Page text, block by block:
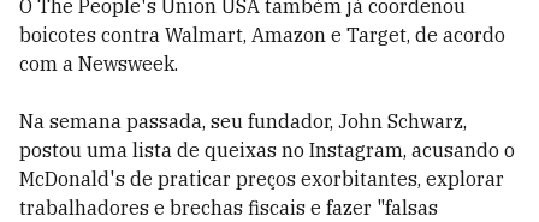
O The People's Union USA também já coordenou
boicotes contra Walmart, Amazon e Target, de acordo
com a Newsweek.
Na semana passada, seu fundador, John Schwarz,
postou uma lista de queixas no Instagram, acusando o
McDonald's de praticar preços exorbitantes, explorar
trabalhadores e brechas fiscais e fazer "falsas